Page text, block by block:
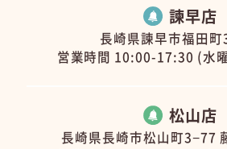
諫早店
長崎県諫早市福田
営業時間 10:00-17:30 (水
松山店
長崎県長崎市松山町3−77